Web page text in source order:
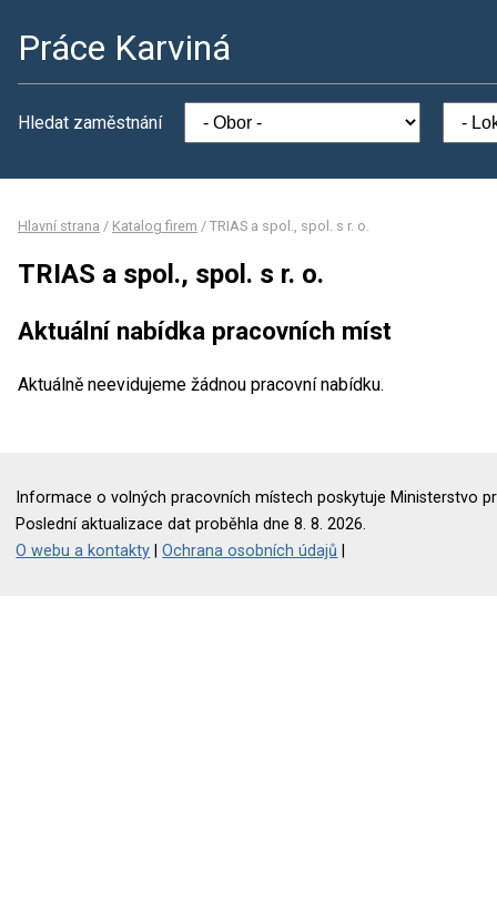
Práce Karviná
Hledat zaměstnání
Hlavní strana / Katalog firem / TRIAS a spol., spol. s r. o.
TRIAS a spol., spol. s r. o.
Aktuální nabídka pracovních míst
Aktuálně neevidujeme žádnou pracovní nabídku.
Informace o volných pracovních místech poskytuje Ministerstvo
Poslední aktualizace dat proběhla dne 8. 8. 2026.
O webu a kontakty |Ochrana osobních údajů